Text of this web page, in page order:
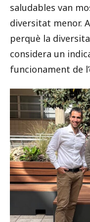
saludables van
diversitat menor.
perquè la
considera un
funcionament de